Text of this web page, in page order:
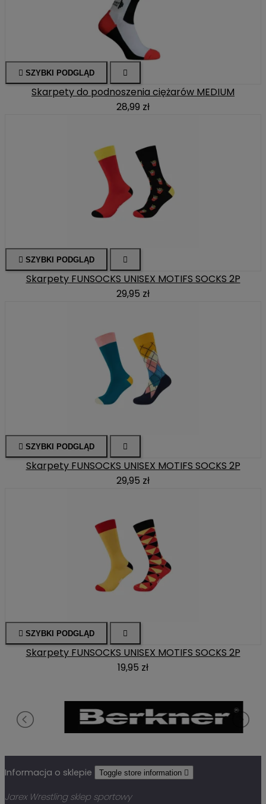
 SZYBKI PODGLĄD 
Skarpety do podnoszenia ciężarów MEDIUM
28,99 zł
 SZYBKI PODGLĄD 
Skarpety FUNSOCKS UNISEX MOTIFS SOCKS 2P
29,95 zł
 SZYBKI PODGLĄD 
Skarpety FUNSOCKS UNISEX MOTIFS SOCKS 2P
29,95 zł
 SZYBKI PODGLĄD 
Skarpety FUNSOCKS UNISEX MOTIFS SOCKS 2P
19,95 zł
Informacja o sklepie Toggle store information 
Jarex Wrestling sklep sportowy